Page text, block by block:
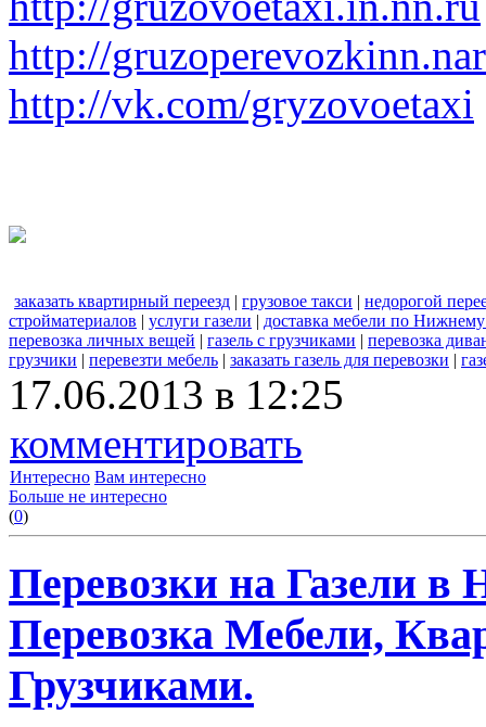
http://
http://vk.com/gryzovoetaxi
заказать квартирный переезд | грузовое такси | недорогой
стройматериалов | услуги газели | доставка мебели по
перевозка личных вещей | газель с грузчиками | перевозка
грузчики | перевезти мебель | заказать газель для перевозки |
17.06.2013 в 12:25
комментировать
Интересно Вам интересно
Больше не интересно
(0)
Перевозки на Газели в
Перевозка Мебели,
Грузчиками.